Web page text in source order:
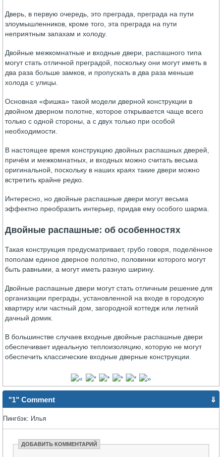
Дверь, в первую очередь, это преграда, преграда на пути
злоумышленников, кроме того, эта преграда на пути
неприятным запахам и холоду.
Двойные межкомнатные и входные двери, распашного типа
могут стать отличной преградой, поскольку они могут иметь в
два раза больше замков, и пропускать в два раза меньше
холода с улицы.
Основная «фишка» такой модели дверной конструкции в
двойном дверном полотне, которое открывается чаще всего
только с одной стороны, а с двух только при особой
необходимости.
В настоящее время конструкцию двойных распашных дверей,
причём и межкомнатных, и входных можно считать весьма
оригинальной, поскольку в наших краях такие двери можно
встретить крайне редко.
Интересно, но двойные распашные двери могут весьма
эффектно преобразить интерьер, придав ему особого шарма.
Двойные распашные: об особенностях
Такая конструкция предусматривает, грубо говоря, поделённое
пополам единое дверное полотно, половинки которого могут
быть равными, а могут иметь разную ширину.
Двойные распашные двери могут стать отличным решение для
организации преграды, установленной на входе в городскую
квартиру или частный дом, загородной коттедж или летний
дачный домик.
В большинстве случаев входные двойные распашные двери
обеспечивает идеальную теплоизоляцию, которую не могут
обеспечить классические входные дверные конструкции.
"1" Comment ⇓
Пингбэк: Илья
ДОБАВИТЬ КОММЕНТАРИЙ